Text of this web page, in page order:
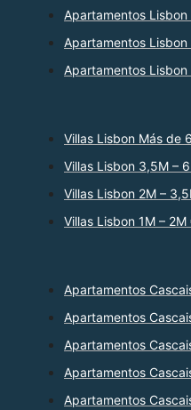
Apartamentos Lisbon
Apartamentos
Apartamentos
Villas Lisbon Más de
Villas Lisbon 3,5M –
Villas Lisbon 2M –
Villas Lisbon 1M – 2M
Apartamentos
Apartamentos
Apartamentos
Apartamentos
Apartamentos